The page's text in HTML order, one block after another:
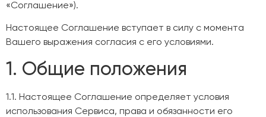
«Соглашение»).
Настоящее Соглашение вступает в силу с момента
Вашего выражения согласия с его условиями.
1. Общие положения
1.1. Настоящее Соглашение определяет условия
использования Сервиса, права и обязанности его